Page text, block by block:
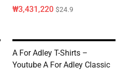
₩3,431,220 $24.9
A For Adley T-Shirts –
Youtube A For Adley Classic